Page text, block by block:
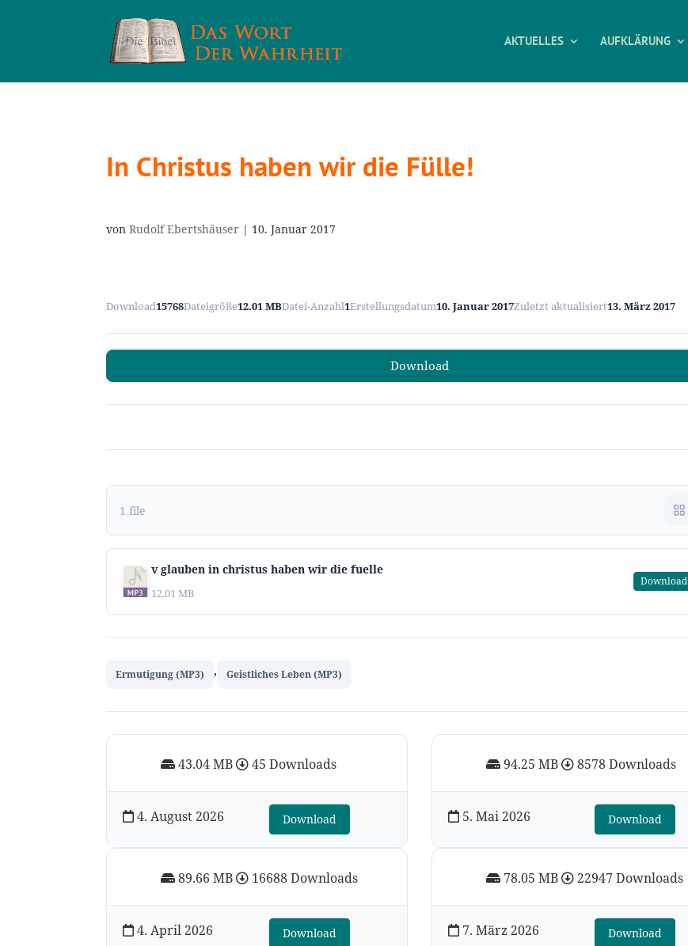
AKTUELLES AUFKLÄRUNG
In Christus haben wir die Fülle!
vonRudolf Ebertshäuser | 10. Januar 2017
Download15768Dateigröße12.01 MBDatei-Anzahl1Erstellungsdatum10. Januar 2017Zuletzt aktualisiert13. März 2017
Download
1 file
v glauben in christus haben wir die fuelle
12.01 MB
Download
Ermutigung (MP3) , Geistliches Leben (MP3)
43.04 MB 45 Downloads
4. August 2026 Download
94.25 MB 8578 Downloads
5. Mai 2026 Download
89.66 MB 16688 Downloads
4. April 2026 Download
78.05 MB 22947 Downloads
7. März 2026 Download